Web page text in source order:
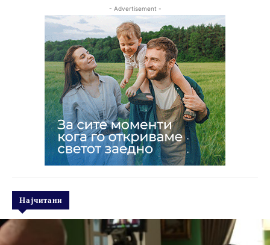
- Advertisement -
Најчитани